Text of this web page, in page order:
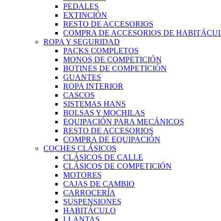
PEDALES
EXTINCIÓN
RESTO DE ACCESORIOS
COMPRA DE ACCESORIOS DE
ROPA Y SEGURIDAD
PACKS COMPLETOS
MONOS DE COMPETICIÓN
BOTINES DE COMPETICIÓN
GUANTES
ROPA INTERIOR
CASCOS
SISTEMAS HANS
BOLSAS Y MOCHILAS
EQUIPACIÓN PARA MECÁNICOS
RESTO DE ACCESORIOS
COMPRA DE EQUIPACIÓN
COCHES CLÁSICOS
CLÁSICOS DE CALLE
CLÁSICOS DE COMPETICIÓN
MOTORES
CAJAS DE CAMBIO
CARROCERÍA
SUSPENSIONES
HABITÁCULO
LLANTAS